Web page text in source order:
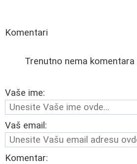
Komentari
Trenutno nema komentara
Vaše ime:
Vaš email:
Komentar: